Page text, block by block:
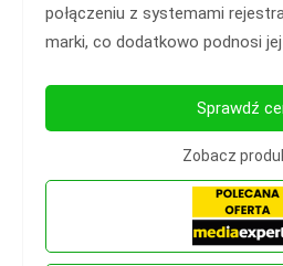
połączeniu z systemami
marki, co dodatkowo podnosi
Sprawdź
Zobacz